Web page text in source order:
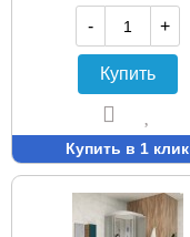
-
+
Купить
Купить в 1 клик